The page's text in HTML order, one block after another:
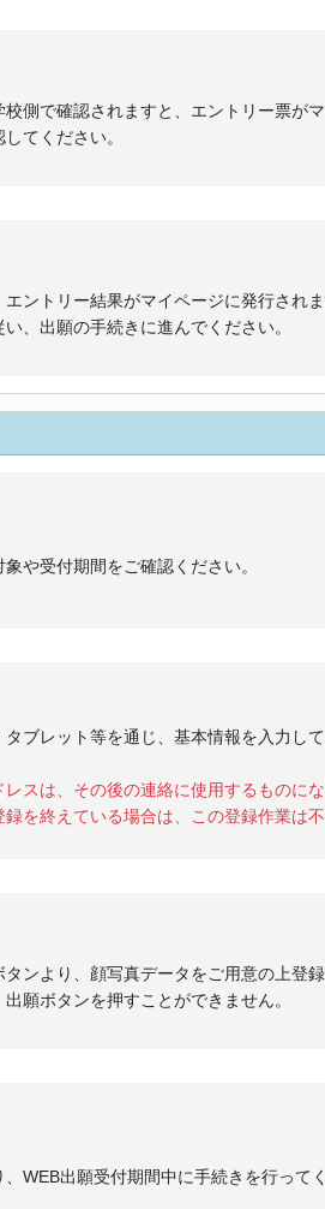
側で確認されますと、エントリー票が
てください。
ントリー結果がマイページに発行され
、出願の手続きに進んでください。
や受付期間をご確認ください。
ブレット等を通じ、基本情報を入力し
スは、その後の連絡に使用するものに
を終えている場合は、この登録作業は不
ンより、顔写真データをご用意の上登録
願ボタンを押すことができません。
WEB出願受付期間中に手続きを行ってく